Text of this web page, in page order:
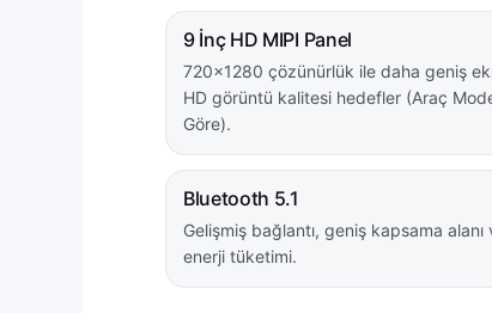
9 İnç HD MIPI Panel
720×1280 çözünürlük ile daha geniş
HD görüntü kalitesi hedefler (Araç
Göre).
Bluetooth 5.1
Gelişmiş bağlantı, geniş kapsama alanı
enerji tüketimi.